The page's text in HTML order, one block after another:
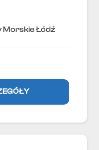
Morskie Łódź